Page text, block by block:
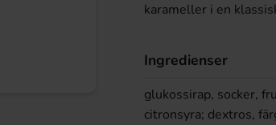
karameller i en
Ingredienser
glukossirap, socker,
citronsyra; dextros,